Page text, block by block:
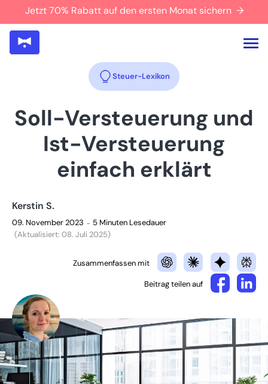
Jetzt 70% Rabatt auf den ersten Monat sichern →
Steuer-Lexikon
Soll-Versteuerung und
Ist-Versteuerung
einfach erklärt
Kerstin S.
09. November 2023 – 5 Minuten Lesedauer
(Aktualisiert: 08. Juli 2025)
Zusammenfassen mit
Beitrag teilen auf